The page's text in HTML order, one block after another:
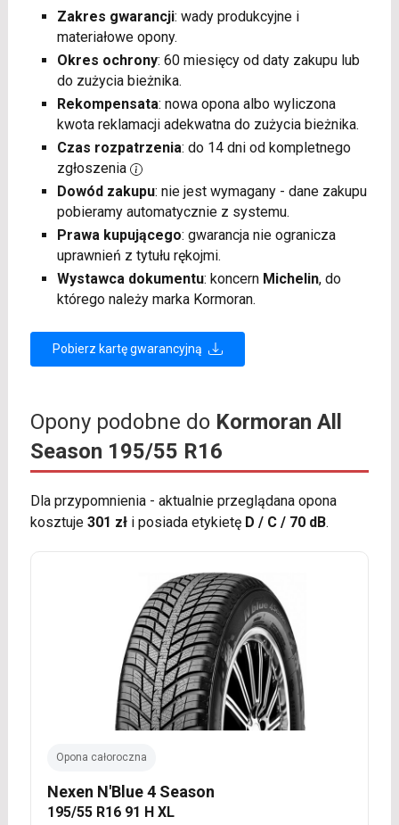
Zakres gwarancji: wady produkcyjne i
materiałowe opony.
Okres ochrony: 60 miesięcy od daty zakupu lub
do zużycia bieżnika.
Rekompensata: nowa opona albo wyliczona
kwota reklamacji adekwatna do zużycia bieżnika.
Czas rozpatrzenia: do 14 dni od kompletnego
zgłoszenia
Dowód zakupu: nie jest wymagany - dane zakupu
pobieramy automatycznie z systemu.
Prawa kupującego: gwarancja nie ogranicza
uprawnień z tytułu rękojmi.
Wystawca dokumentu: koncern Michelin, do
którego należy marka Kormoran.
Pobierz kartę gwarancyjną
Opony podobne do Kormoran All
Season 195/55 R16
Dla przypomnienia - aktualnie przeglądana opona
kosztuje 301 złi posiada etykietę D / C / 70 dB.
Opona całoroczna
Nexen N'Blue 4 Season
195/55 R16 91 H XL